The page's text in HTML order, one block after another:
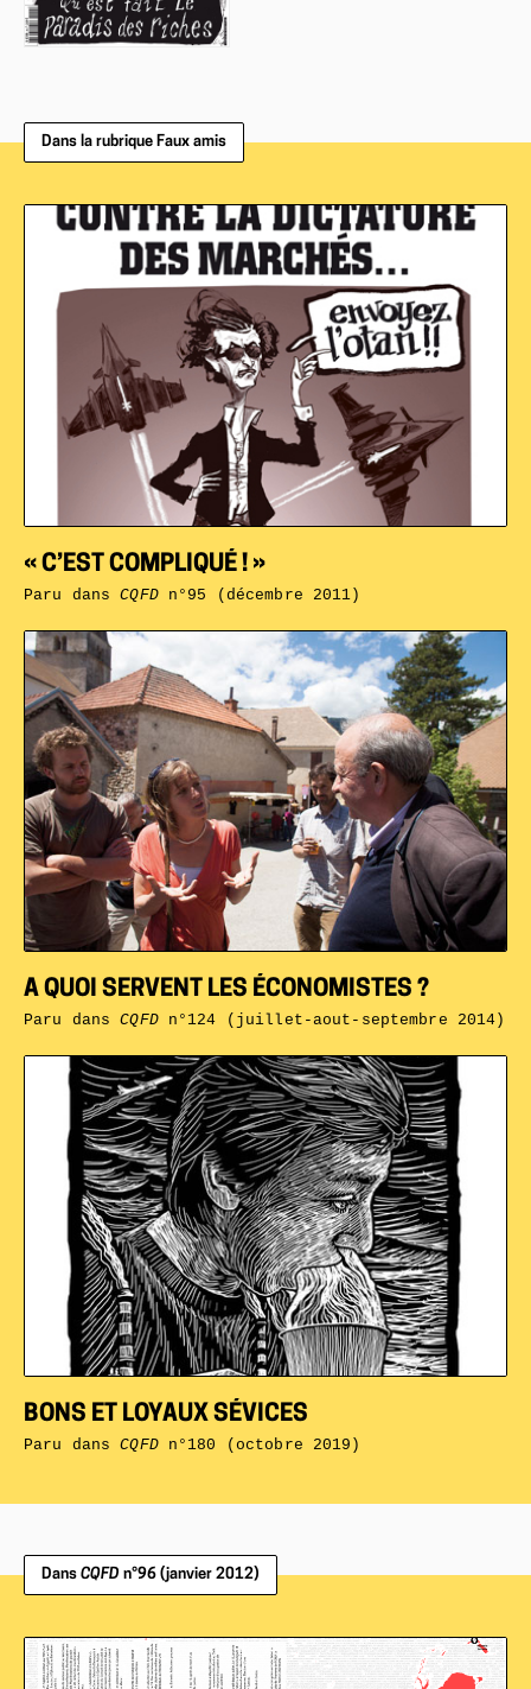
Dans la rubrique Faux amis
BONS ET LOYAUX SÉVICES
Paru dansCQFDn°180 (octobre 2019)
A QUOI SERVENT LES ÉCONOMISTES ?
Paru dansCQFDn°124 (juillet-aout-septembre 2014)
« C’EST COMPLIQUÉ ! »
Paru dansCQFDn°95 (décembre 2011)
Dans CQFD n°96 (janvier 2012)